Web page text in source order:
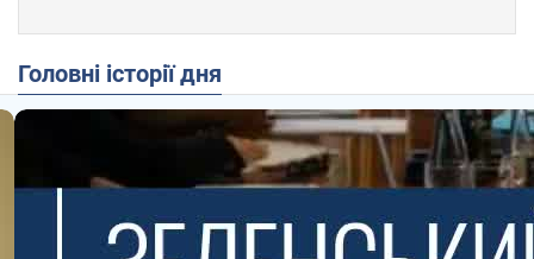
Головні історії дня